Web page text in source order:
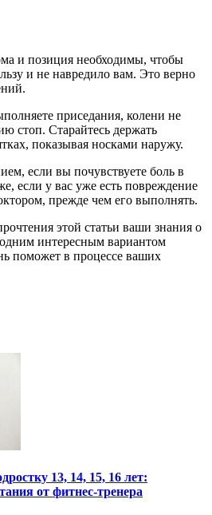
и позиция необходимы, чтобы
и не навредило вам. Это верно
приседания, колени не
стоп. Старайтесь держать
показывая носками наружу.
если вы почувствуете боль в
если у вас уже есть повреждение
прежде чем его выполнять.
этой статьи ваши знания о
интересным вариантом
поможет в процессе ваших
13, 14, 15, 16 лет:
от фитнес-тренера